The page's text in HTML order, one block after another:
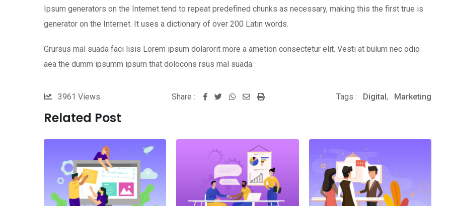
Ipsum generators on the Internet tend to repeat predefined chunks as necessary, making this the first true is
generator on the Internet. It uses a dictionary of over 200 Latin words.
Grursus mal suada faci lisis Lorem ipsum dolarorit more a ametion consectetur elit. Vesti at bulum nec odio
aea the dumm ipsumm ipsum that dolocons rsus mal suada.
3961 Views Share : Whatsapp
SharePrint Tags : Digital, Marketing
Related Post